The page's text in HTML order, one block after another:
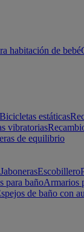
habitación de bebé
Bicicletas estáticas
vibratorias
de equilibrio
JabonerasEscobillero
para bañoArmarios
de baño con